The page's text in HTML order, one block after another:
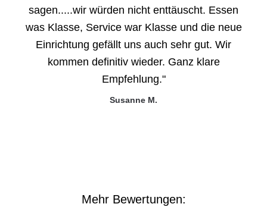
sagen.....wir würden nicht enttäuscht. Essen
was Klasse, Service war Klasse und die neue
Einrichtung gefällt uns auch sehr gut. Wir
kommen definitiv wieder. Ganz klare
Empfehlung."
Susanne M.
Mehr Bewertungen: